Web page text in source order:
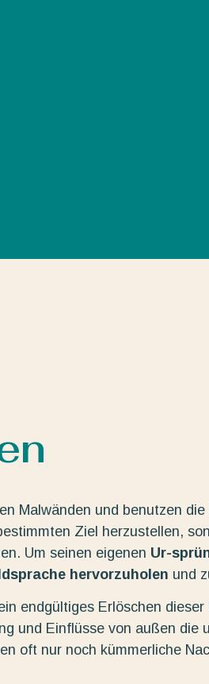
Malwänden und benutzen
Ziel herzustellen,
Um seinen eigenen Ur-
hervorzuholen und
endgültiges Erlöschen dieser
und Einflüsse von außen die
oft nur noch kümmerliche